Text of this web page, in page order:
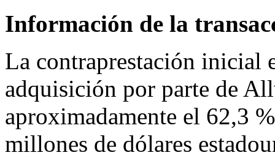
Información de la
La contraprestación inicial
adquisición por parte de
aproximadamente el 62,3
millones de dólares